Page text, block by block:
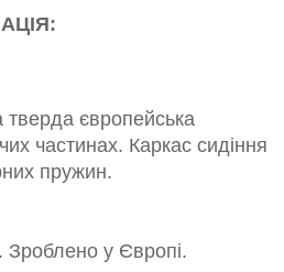
європейська
частинах. Каркас сидіння
пружин.
Зроблено у Європі.